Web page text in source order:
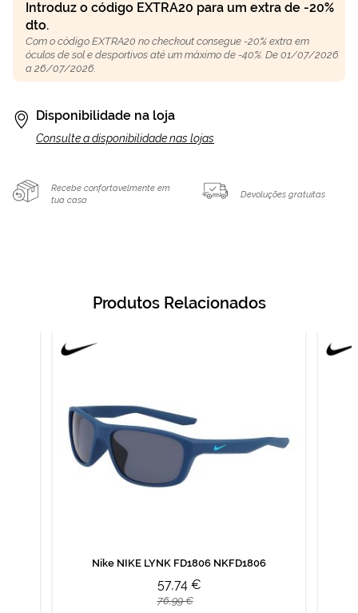
Introduz o código EXTRA20 para um extra de -20%
dto.
Com o código EXTRA20 no checkout consegue -20% extra em
óculos de sol e desportivos até um máximo de -40%. De 01/07/2026
a 26/07/2026.
Disponibilidade na loja
Consulte a disponibilidade nas lojas
Recebe confortavelmente em
tua casa
Devoluções gratuitas
Produtos Relacionados
Nike NIKE LYNK FD1806 NKFD1806
57,74 €
76,99 €